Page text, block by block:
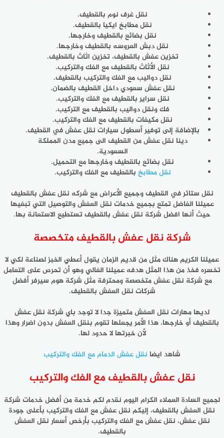
نقل غرف نوم بالقطيف.
نقل مطابخ ايكيا بالقطيف.
نقل بضائع بالقطيف وخارجها.
نقل دبش العروسه بالقطيف وخارجها.
تخزين عفش بالقطيف، تخزين اثاث بالقطيف.
نقل الأثاث بالقطيف مع الفك والتركيب.
نقل دواليب مع الفك والتركيب بالقطيف.
نقل عفش سعودي داخل القطيف بالضمان.
نقل سراير بالقطيف مع الفك والتركيب.
فك ونقل دواليب بالقطيف مع التركيب.
نقل مكيفات بالقطيف مع الفك والتركيب.
بالإضافة إلى توفير أسطول سيارات نقل عفش في القطيف.
دينا نقل عفش من القطيف الى جميع مدن المملكة
السعودية.
نقل بضائع بالقطيف وخارجها مع التحميل.
نقل مطابخ بالقطيف مع الفك والتركيب.
نقل ستائر في القطيف وجميع الأعراض مع شركه نقل عفش بالقطيف
عميلنا الفاضل تمتع بجميع خدمات نقل العفش والتوصيل التي تبغيها
حيث أنها افضل شركة نقل عفش بالقطيف تستطيع الاستعانة بها.
شركة نقل عفش بالقطيف متخصصة
عميلنا الكريم هناك مثل من قديم الزمان يقول أعطي الخبز لصناعة لكي لا
تخسره فخذ من هذا المثل هدفه عميلنا الغالي وهو أن تحرص على التعامل
مع شركة نقل عفش متخصصة ومحترفة مثل شركة هوم سيرفر أفضل
شركات نقل العفش بالقطيف.
لديها مهارات نقل العفش متميزة جدا لا توجد باي شركة نقل عفش
بالقطيف أو خارجها، هذا الأمر يجعلها تقوم بنقل العفش بدون اضرار وهذا
لأن خبرتها لا حدود لها.
شاهد ايضا نقل عفش الدمام مع الفك والتركيب
نقل عفش بالقطيف مع الفك والتركيب
لجميع السادة العملاء الكرام اليوم نقدم لكم خدمة من أفضل خدمات شركة
نقل العفش بالقطيف، إليكم نقل عفش مع الفك والتركيب بأعلى جودة
نقل عفش، نقل عفش مع الفك والتركيب بأرخص أسعار نقل العفش
بالقطيف.